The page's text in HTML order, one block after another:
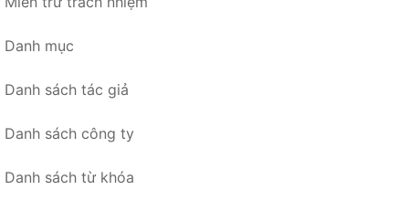
Danh mục
Danh sách tác giả
Danh sách công ty
Danh sách từ khóa